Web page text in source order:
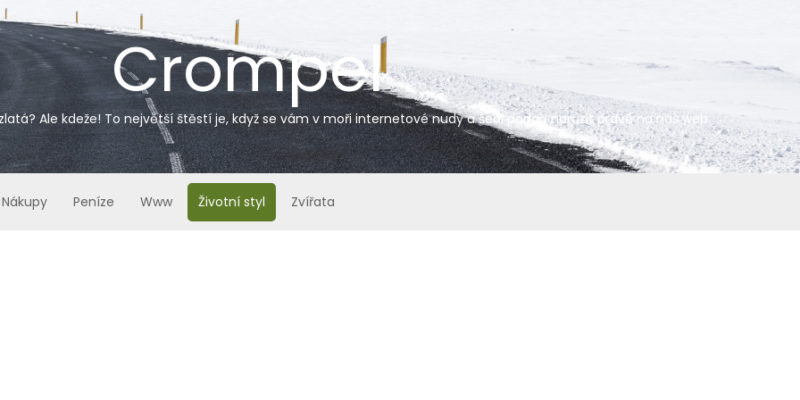
Crompel
Ale kdeže! To největší štěstí je, když se vám v moři internetové nudy a šedi podaří narazit právě na náš web.
Nákupy Peníze Www Životní styl Zvířata